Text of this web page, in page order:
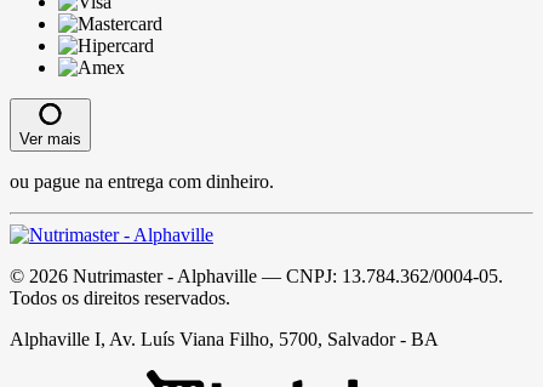
Ver mais
ou pague na entrega com dinheiro.
© 2026 Nutrimaster - Alphaville — CNPJ: 13.784.362/0004-05.
Todos os direitos reservados.
Alphaville I, Av. Luís Viana Filho, 5700, Salvador - BA